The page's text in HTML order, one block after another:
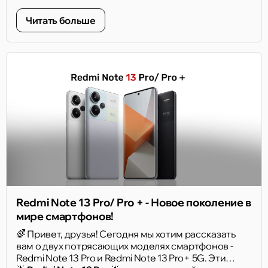
кольцо вокруг камеры - небольшой, но узнаваемый
акцент задней панели.
Читать больше
Redmi Note 13 Pro/ Pro + - Новое поколение в
мире смартфонов!
🌈 Привет, друзья! Сегодня мы хотим рассказать
вам о двух потрясающих моделях смартфонов -
Redmi Note 13 Pro и Redmi Note 13 Pro+ 5G. Эти